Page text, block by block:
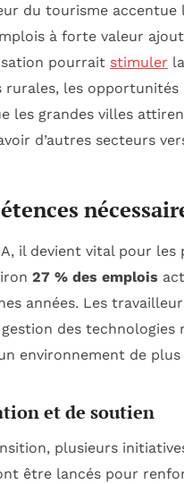
du tourisme
à forte valeur
pourrait stimuler
rurales, les
les grandes villes
d’autres secteurs
il devient vital pour
27 % des emplois
années. Les
des
environnement de plus
et de soutien
plusieurs
être lancés pour